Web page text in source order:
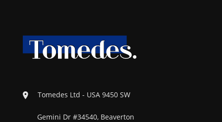
Tomedes Ltd - USA 9450 SW
Gemini Dr #34540, Beaverton